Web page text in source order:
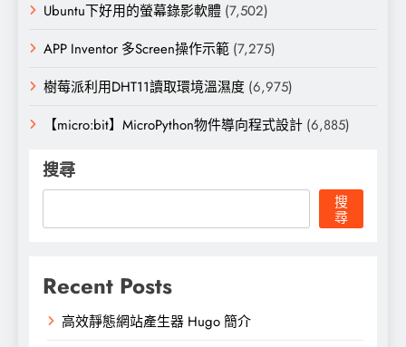
Ubuntu下好用的螢幕錄影軟體 (7,502)
APP Inventor 多Screen操作示範 (7,275)
樹莓派利用DHT11讀取環境溫濕度 (6,975)
【micro:bit】MicroPython物件導向程式設計 (6,885)
搜尋
搜
尋
Recent Posts
高效靜態網站產生器 Hugo 簡介